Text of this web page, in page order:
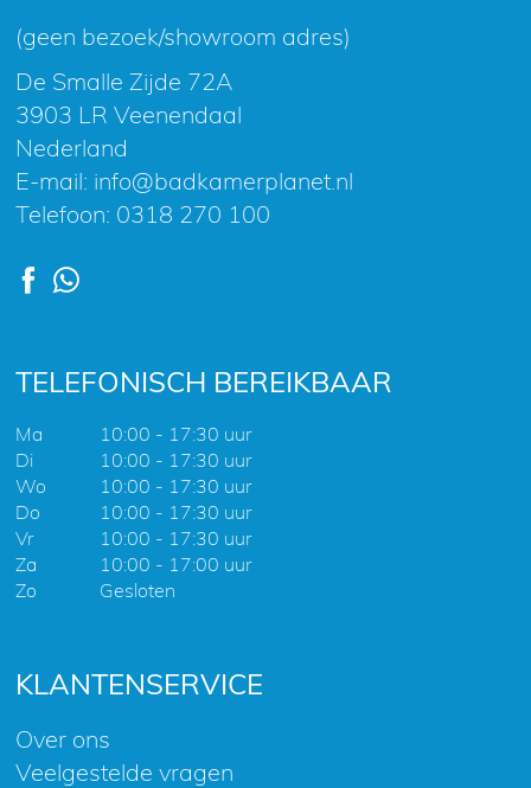
(geen bezoek/showroom adres)
De Smalle Zijde 72A
3903 LR Veenendaal
Nederland
E-mail: info@badkamerplanet.nl
Telefoon: 0318 270 100
TELEFONISCH BEREIKBAAR
Ma
10:00 - 17:30 uur
Di
10:00 - 17:30 uur
Wo
10:00 - 17:30 uur
Do
10:00 - 17:30 uur
Vr
10:00 - 17:30 uur
Za
10:00 - 17:00 uur
Zo
Gesloten
KLANTENSERVICE
Over ons
Veelgestelde vragen